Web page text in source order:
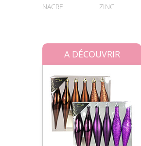
NACRE
ZINC
A DÉCOUVRIR